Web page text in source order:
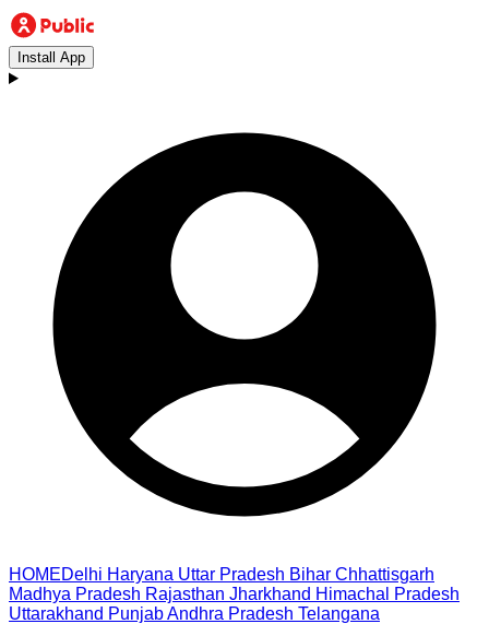
Install App
HOMEDelhi Haryana Uttar Pradesh Bihar Chhattisgarh
Madhya Pradesh Rajasthan Jharkhand Himachal Pradesh
Uttarakhand PunjabAndhra Pradesh Telangana